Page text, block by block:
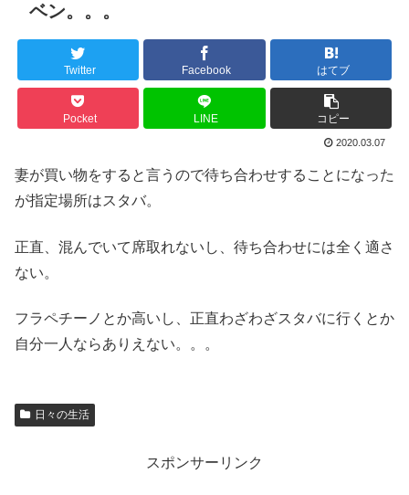
ベン。。。
Twitter Facebook はてブ
Pocket LINE コピー
2020.03.07
妻が買い物をすると言うので待ち合わせすることになった
が指定場所はスタバ。
正直、混んでいて席取れないし、待ち合わせには全く適さ
ない。
フラペチーノとか高いし、正直わざわざスタバに行くとか
自分一人ならありえない。。。
日々の生活
スポンサーリンク